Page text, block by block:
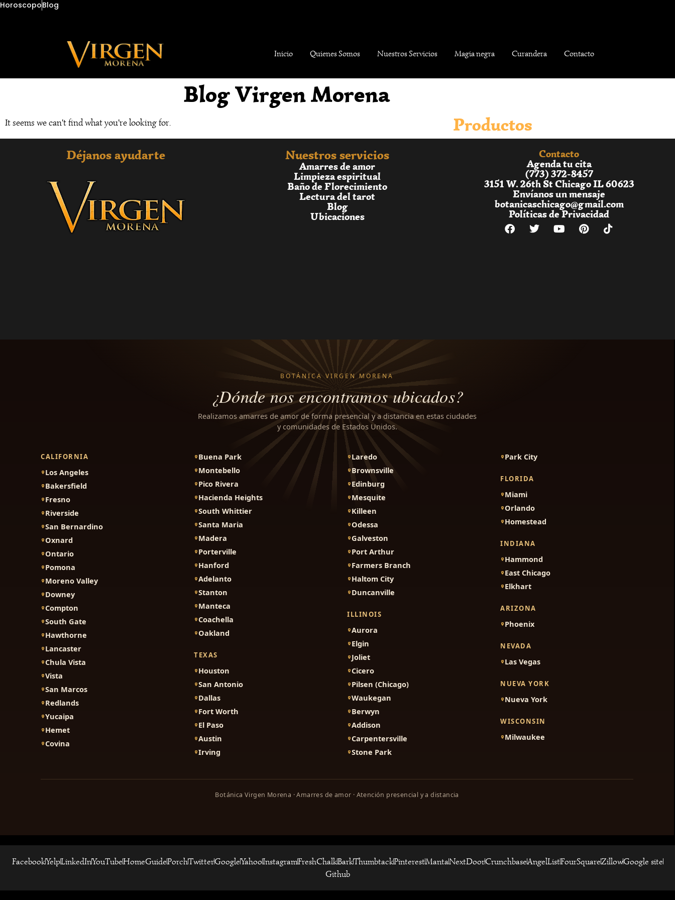
HoroscopoBlog
Inicio Quienes Somos Nuestros Servicios Magia negra Curandera Contacto
Blog Virgen Morena
It seems we can't find what you're looking for. Productos
Déjanos ayudarte Nuestros servicios
Amarres de amor
Limpieza espiritual
Baño de Florecimiento
Lectura del tarot
Blog
Ubicaciones
Contacto
Agenda tu cita
(773) 372-8457
3151 W. 26th St Chicago IL 60623
Envíanos un mensaje
botanicaschicago@gmail.com
Políticas de Privacidad
BOTÁNICA VIRGEN MORENA
¿Dónde nos encontramos ubicados?
Realizamos amarres de amor de forma presencial y a distancia en estas ciudades
y comunidades de Estados Unidos.
CALIFORNIA
Los Angeles
Bakersfield
Fresno
Riverside
San Bernardino
Oxnard
Ontario
Pomona
Moreno Valley
Downey
Compton
South Gate
Hawthorne
Lancaster
Chula Vista
Vista
San Marcos
Redlands
Yucaipa
Hemet
Covina
Buena Park
Montebello
Pico Rivera
Hacienda Heights
South Whittier
Santa Maria
Madera
Porterville
Hanford
Adelanto
Stanton
Manteca
Coachella
Oakland
TEXAS
Houston
San Antonio
Dallas
Fort Worth
El Paso
Austin
Irving
Laredo
Brownsville
Edinburg
Mesquite
Killeen
Odessa
Galveston
Port Arthur
Farmers Branch
Haltom City
Duncanville
ILLINOIS
Aurora
Elgin
Joliet
Cicero
Pilsen (Chicago)
Waukegan
Berwyn
Addison
Carpentersville
Stone Park
Park City
FLORIDA
Miami
Orlando
Homestead
INDIANA
Hammond
East Chicago
Elkhart
ARIZONA
Phoenix
NEVADA
Las Vegas
NUEVA YORK
Nueva York
WISCONSIN
Milwaukee
Botánica Virgen Morena · Amarres de amor · Atención presencial y a distancia
FacebookYelpLinkedInYouTubeHomeGuidePorchTwitterGoogleYahooInstagramFreshChalkBarkThumbtackPinterestMantaNextDoorCrunchbaseAngelListFourSquareZillowGoogle site
Github